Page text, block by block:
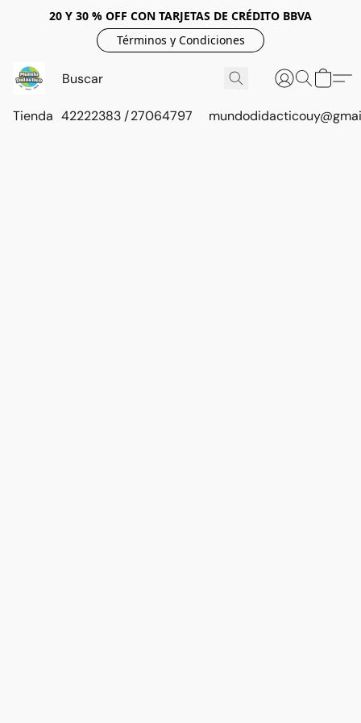
20 Y 30 % OFF CON TARJETAS DE CRÉDITO BBVA
Términos y Condiciones
Tienda 42222383 / 27064797